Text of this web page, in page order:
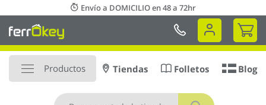
al
contenido
Envío a DOMICILIO en 48 a 72hr
Mi
Productos
Buscar
Tiendas Folletos Blog